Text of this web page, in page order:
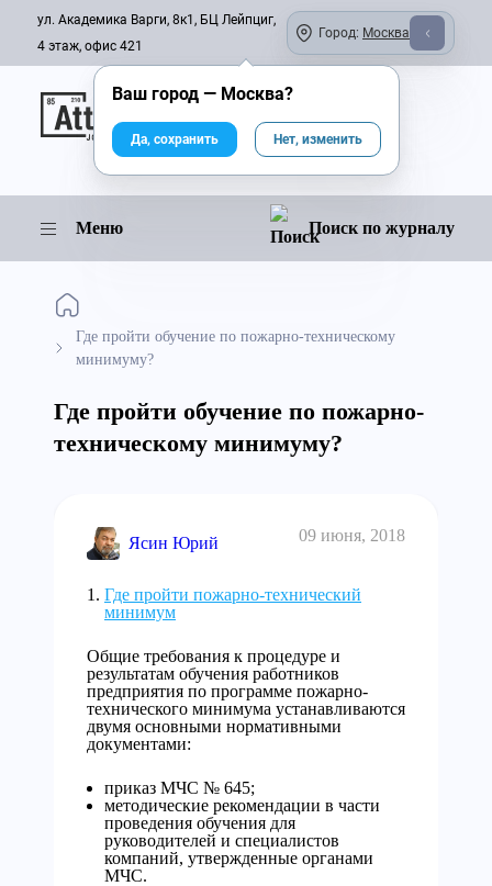
ул. Академика Варги, 8к1, БЦ Лейпциг,
4 этаж, офис 421
Город: Москва
Онлайн-журнал
Меню Поиск по журналу
Где пройти обучение по пожарно-техническому
минимуму?
Где пройти обучение по пожарно-
техническому минимуму?
Ясин Юрий 09 июня, 2018
Где пройти пожарно-технический
минимум
Общие требования к процедуре и
результатам обучения работников
предприятия по программе пожарно-
технического минимума устанавливаются
двумя основными нормативными
документами:
приказ МЧС № 645;
методические рекомендации в части
проведения обучения для
руководителей и специалистов
компаний, утвержденные органами
МЧС.
Ваш город — Москва?
Да, сохранить Нет, изменить